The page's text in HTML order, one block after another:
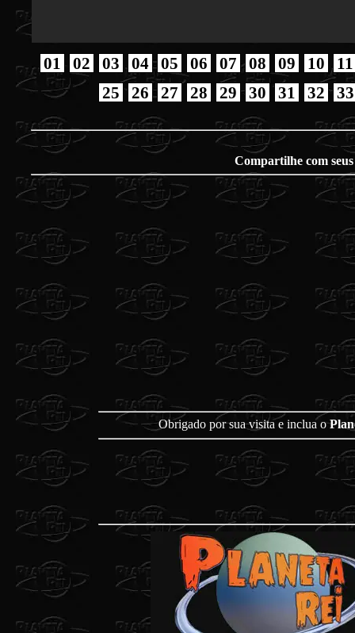
01 02 03 04 05 06 07 08 09 10
11
25
26 27 28 29 30 31 32 33
Compartilhe com
Obrigado por sua visita e inclua o